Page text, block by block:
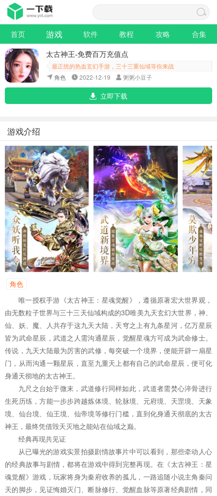
首页 游戏 软件 教程 攻略 合集
太古神王-免费百万充值点
最正统的热血玄幻手游，三十三重仙域等你来战
角色
2022-12-19 粥粥小豆子
立即下载
游戏介绍
角色
唯一授权手游《太古神王：星魂觉醒》，遵循原著宏大世界观，
由无数粒子世界与三十三天仙域构成的3D唯美九天玄幻大世界，神、
仙、妖、魔、人共存于这九天大陆，天穹之上有九条星河，亿万星辰
皆为武命星辰，武道之人需沟通星辰，觉醒星魂方可成为武命修士。
传说，九天大陆最为厉害的武修，每突破一个境界，便能开辟一扇星
门，从而沟通一颗星辰，直至九重天上都有自己的武命星辰，便可化
身通天彻地的太古神王。
九尺之台始于微末，武道修行同样如此，武道者需焚心淬骨进行
生死历练，方能一步步跨越炼体境、轮脉境、元府境、天罡境、天象
境、仙台境、仙王境、仙帝境等修行门槛，直到化身通天彻底的太古
神王，最终凭借毁天灭地之能站在仙域之巅。
经典再现共见证
从已曝光的游戏实景拍摄剧情故事片中可以看到，那些牵动人心
的经典故事与剧情，都将在游戏中得到完整再现。在《太古神王：星
魂觉醒》游戏，玩家将身为秦府收养的孤儿，一路追随小说主角秦问
天的脚步，见证悔婚灭门、断脉修行、觉醒血脉等原著经典剧情，同